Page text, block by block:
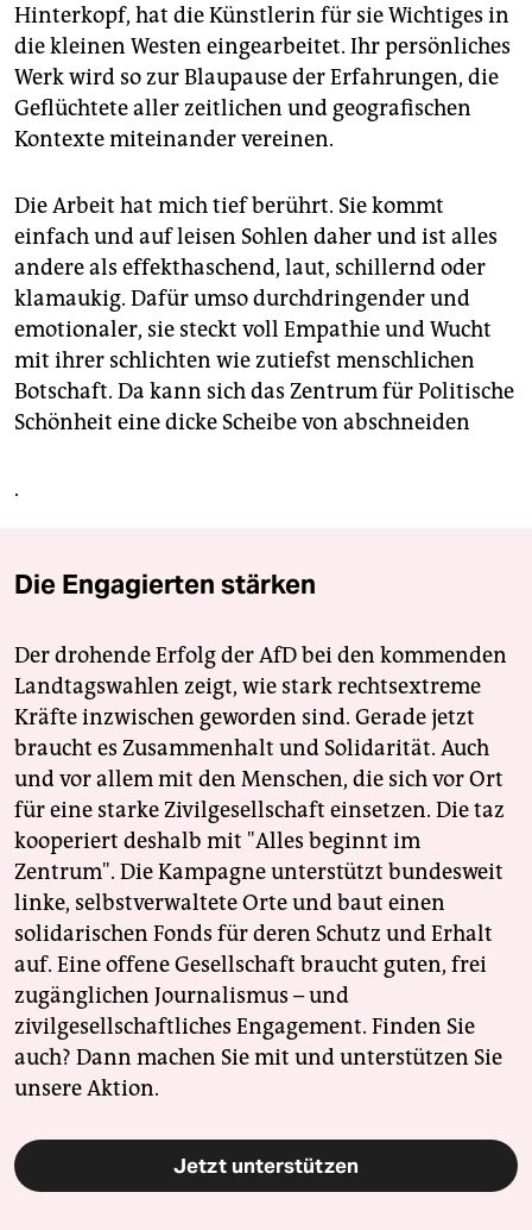
Hinterkopf, hat die Künstlerin für sie Wichtiges in
die kleinen Westen eingearbeitet. Ihr persönliches
Werk wird so zur Blaupause der Erfahrungen, die
Geflüchtete aller zeitlichen und geografischen
Kontexte miteinander vereinen.
Die Arbeit hat mich tief berührt. Sie kommt
einfach und auf leisen Sohlen daher und ist alles
andere als effekthaschend, laut, schillernd oder
klamaukig. Dafür umso durchdringender und
emotionaler, sie steckt voll Empathie und Wucht
mit ihrer schlichten wie zutiefst menschlichen
Botschaft. Da kann sich das Zentrum für Politische
Schönheit eine dicke Scheibe von abschneiden
.
Die Engagierten stärken
Der drohende Erfolg der AfD bei den kommenden
Landtagswahlen zeigt, wie stark rechtsextreme
Kräfte inzwischen geworden sind. Gerade jetzt
braucht es Zusammenhalt und Solidarität. Auch
und vor allem mit den Menschen, die sich vor Ort
für eine starke Zivilgesellschaft einsetzen. Die taz
kooperiert deshalb mit "Alles beginnt im
Zentrum". Die Kampagne unterstützt bundesweit
linke, selbstverwaltete Orte und baut einen
solidarischen Fonds für deren Schutz und Erhalt
auf. Eine offene Gesellschaft braucht guten, frei
zugänglichen Journalismus – und
zivilgesellschaftliches Engagement. Finden Sie
auch? Dann machen Sie mit und unterstützen Sie
unsere Aktion.
Jetzt unterstützen